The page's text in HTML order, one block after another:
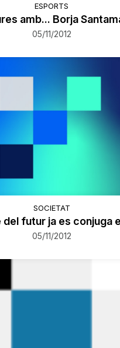
ESPORTS
amb... Borja
05/11/2012
SOCIETAT
del futur ja es conjuga
05/11/2012